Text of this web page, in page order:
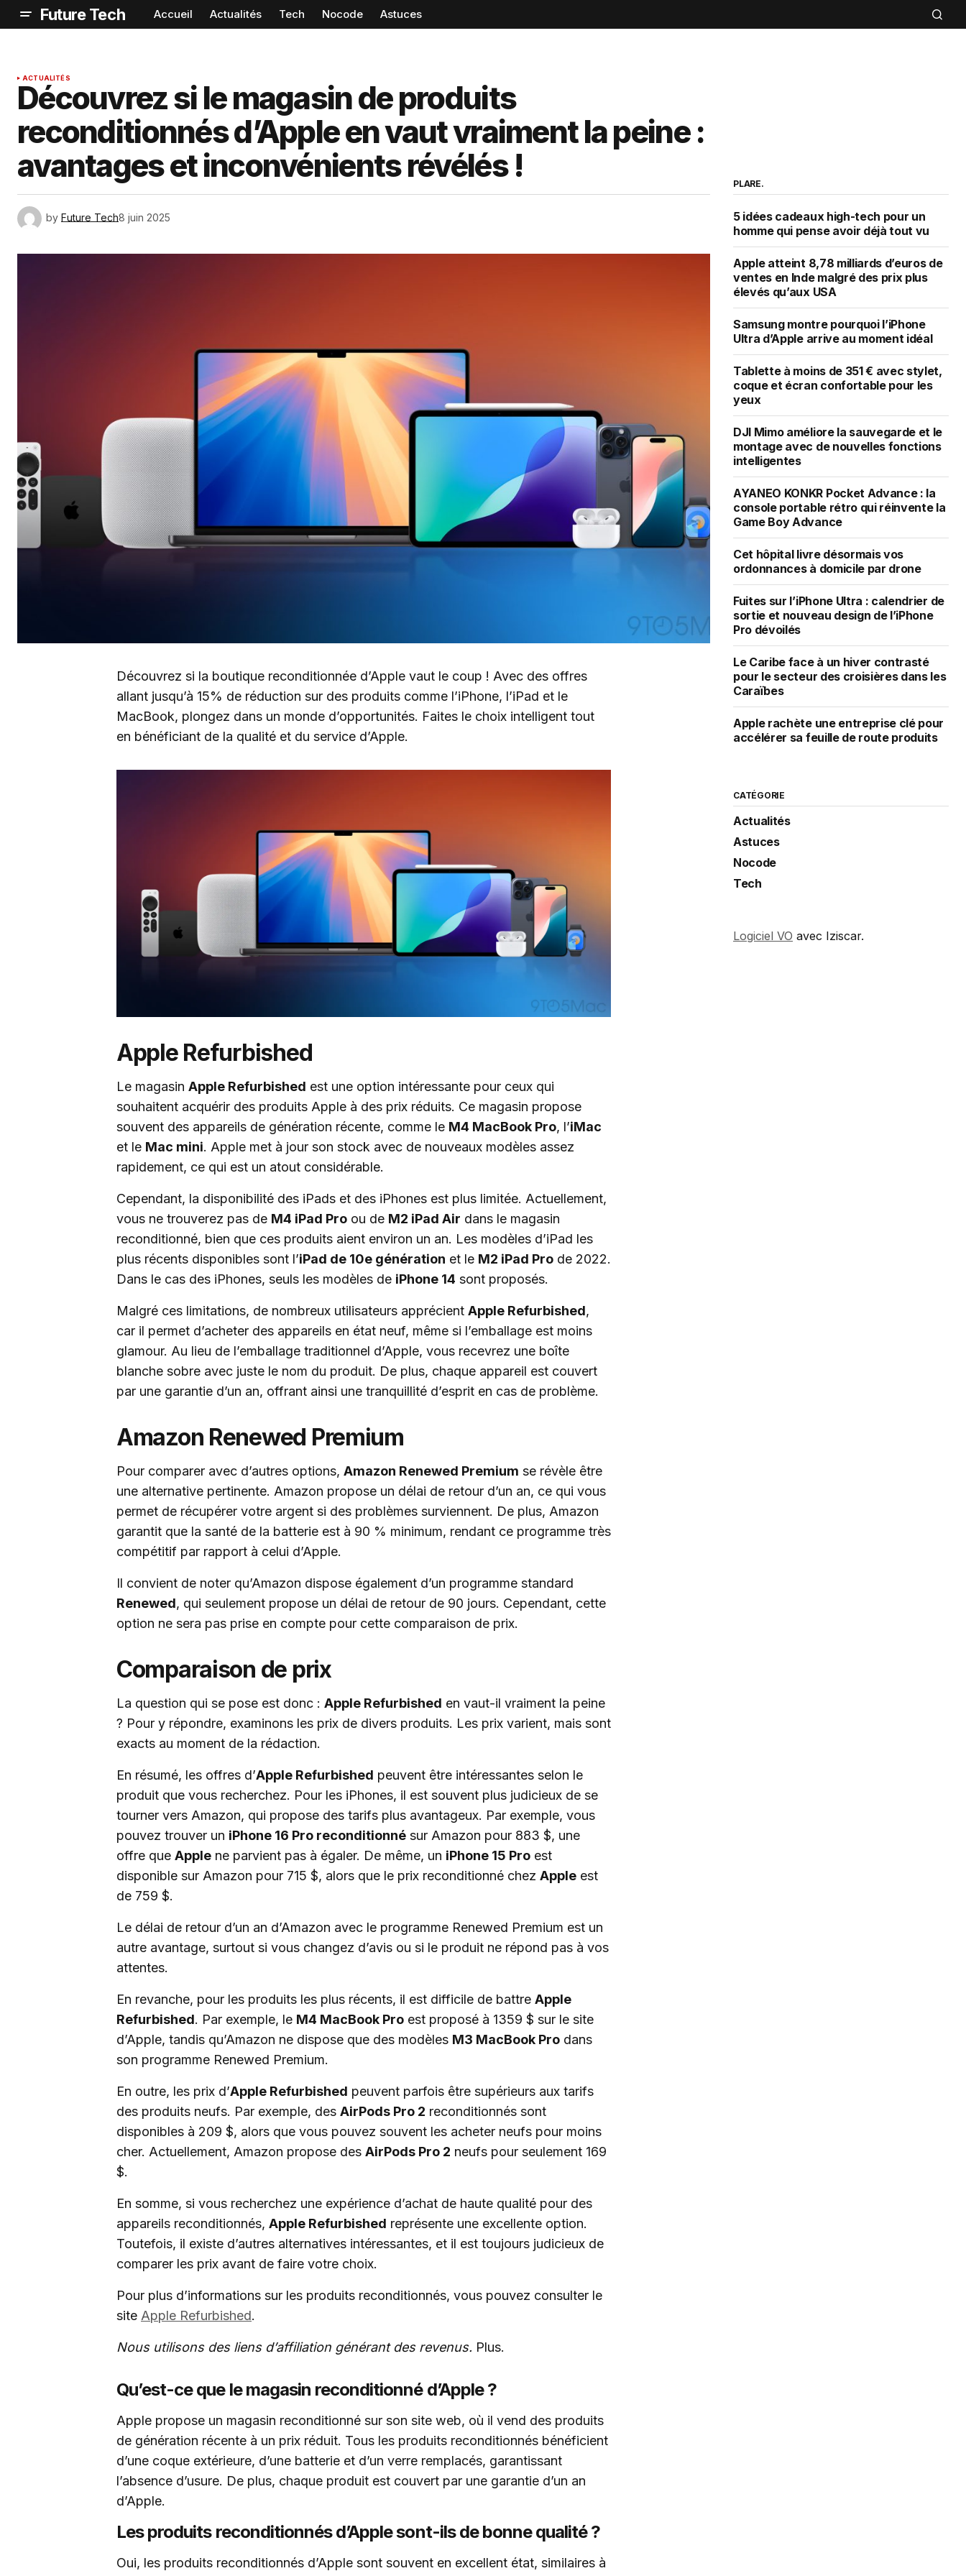
Future Tech Accueil Actualités Tech Nocode Astuces
ACTUALITÉS
Découvrez si le magasin de produits
reconditionnés d’Apple en vaut vraiment la peine :
avantages et inconvénients révélés !
by Future Tech8 juin 2025
Découvrez si la boutique reconditionnée d’Apple vaut le coup ! Avec des offres
allant jusqu’à 15% de réduction sur des produits comme l’iPhone, l’iPad et le
MacBook, plongez dans un monde d’opportunités. Faites le choix intelligent tout
en bénéficiant de la qualité et du service d’Apple.
Apple Refurbished
Le magasin Apple Refurbished est une option intéressante pour ceux qui
souhaitent acquérir des produits Apple à des prix réduits. Ce magasin propose
souvent des appareils de génération récente, comme le M4 MacBook Pro, l’iMac
et le Mac mini. Apple met à jour son stock avec de nouveaux modèles assez
rapidement, ce qui est un atout considérable.
Cependant, la disponibilité des iPads et des iPhones est plus limitée. Actuellement,
vous ne trouverez pas de M4 iPad Pro ou de M2 iPad Air dans le magasin
reconditionné, bien que ces produits aient environ un an. Les modèles d’iPad les
plus récents disponibles sont l’iPad de 10e génération et le M2 iPad Pro de 2022.
Dans le cas des iPhones, seuls les modèles de iPhone 14 sont proposés.
Malgré ces limitations, de nombreux utilisateurs apprécient Apple Refurbished,
car il permet d’acheter des appareils en état neuf, même si l’emballage est moins
glamour. Au lieu de l’emballage traditionnel d’Apple, vous recevrez une boîte
blanche sobre avec juste le nom du produit. De plus, chaque appareil est couvert
par une garantie d’un an, offrant ainsi une tranquillité d’esprit en cas de problème.
Amazon Renewed Premium
Pour comparer avec d’autres options, Amazon Renewed Premium se révèle être
une alternative pertinente. Amazon propose un délai de retour d’un an, ce qui vous
permet de récupérer votre argent si des problèmes surviennent. De plus, Amazon
garantit que la santé de la batterie est à 90 % minimum, rendant ce programme très
compétitif par rapport à celui d’Apple.
Il convient de noter qu’Amazon dispose également d’un programme standard
Renewed, qui seulement propose un délai de retour de 90 jours. Cependant, cette
option ne sera pas prise en compte pour cette comparaison de prix.
Comparaison de prix
La question qui se pose est donc : Apple Refurbished en vaut-il vraiment la peine
? Pour y répondre, examinons les prix de divers produits. Les prix varient, mais sont
exacts au moment de la rédaction.
En résumé, les offres d’Apple Refurbished peuvent être intéressantes selon le
produit que vous recherchez. Pour les iPhones, il est souvent plus judicieux de se
tourner vers Amazon, qui propose des tarifs plus avantageux. Par exemple, vous
pouvez trouver un iPhone 16 Pro reconditionné sur Amazon pour 883 $, une
offre que Apple ne parvient pas à égaler. De même, un iPhone 15 Pro est
disponible sur Amazon pour 715 $, alors que le prix reconditionné chez Apple est
de 759 $.
Le délai de retour d’un an d’Amazon avec le programme Renewed Premium est un
autre avantage, surtout si vous changez d’avis ou si le produit ne répond pas à vos
attentes.
En revanche, pour les produits les plus récents, il est difficile de battre Apple
Refurbished. Par exemple, le M4 MacBook Pro est proposé à 1359 $ sur le site
d’Apple, tandis qu’Amazon ne dispose que des modèles M3 MacBook Pro dans
son programme Renewed Premium.
En outre, les prix d’Apple Refurbished peuvent parfois être supérieurs aux tarifs
des produits neufs. Par exemple, des AirPods Pro 2 reconditionnés sont
disponibles à 209 $, alors que vous pouvez souvent les acheter neufs pour moins
cher. Actuellement, Amazon propose des AirPods Pro 2 neufs pour seulement 169
$.
En somme, si vous recherchez une expérience d’achat de haute qualité pour des
appareils reconditionnés, Apple Refurbished représente une excellente option.
Toutefois, il existe d’autres alternatives intéressantes, et il est toujours judicieux de
comparer les prix avant de faire votre choix.
Pour plus d’informations sur les produits reconditionnés, vous pouvez consulter le
site Apple Refurbished.
Nous utilisons des liens d’affiliation générant des revenus. Plus.
Qu’est-ce que le magasin reconditionné d’Apple ?
Apple propose un magasin reconditionné sur son site web, où il vend des produits
de génération récente à un prix réduit. Tous les produits reconditionnés bénéficient
d’une coque extérieure, d’une batterie et d’un verre remplacés, garantissant
l’absence d’usure. De plus, chaque produit est couvert par une garantie d’un an
d’Apple.
Les produits reconditionnés d’Apple sont-ils de bonne qualité ?
Oui, les produits reconditionnés d’Apple sont souvent en excellent état, similaires à
PLARE.
5 idées cadeaux high-tech pour un
homme qui pense avoir déjà tout vu
Apple atteint 8,78 milliards d’euros de
ventes en Inde malgré des prix plus
élevés qu’aux USA
Samsung montre pourquoi l’iPhone
Ultra d’Apple arrive au moment idéal
Tablette à moins de 351 € avec stylet,
coque et écran confortable pour les
yeux
DJI Mimo améliore la sauvegarde et le
montage avec de nouvelles fonctions
intelligentes
AYANEO KONKR Pocket Advance : la
console portable rétro qui réinvente la
Game Boy Advance
Cet hôpital livre désormais vos
ordonnances à domicile par drone
Fuites sur l’iPhone Ultra : calendrier de
sortie et nouveau design de l’iPhone
Pro dévoilés
Le Caribe face à un hiver contrasté
pour le secteur des croisières dans les
Caraïbes
Apple rachète une entreprise clé pour
accélérer sa feuille de route produits
CATÉGORIE
Actualités
Astuces
Nocode
Tech
Logiciel VO avec Iziscar.